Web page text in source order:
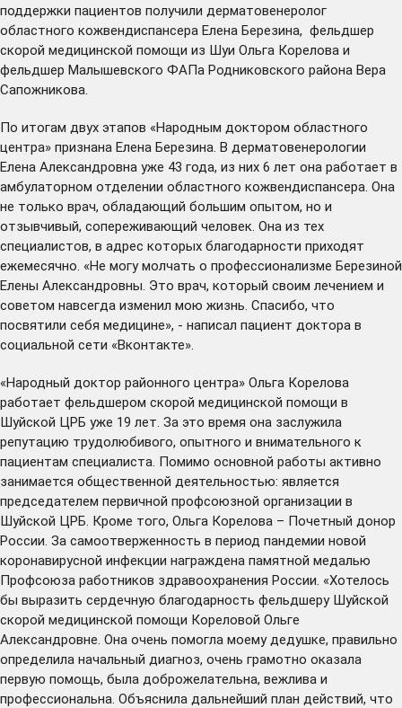
поддержки пациентов получили дерматовенеролог
областного кожвендиспансера Елена Березина, фельдшер
скорой медицинской помощи из Шуи Ольга Корелова и
фельдшер Малышевского ФАПа Родниковского района Вера
Сапожникова.
По итогам двух этапов «Народным доктором областного
центра» признана Елена Березина. В дерматовенерологии
Елена Александровна уже 43 года, из них 6 лет она работает в
амбулаторном отделении областного кожвендиспансера. Она
не только врач, обладающий большим опытом, но и
отзывчивый, сопереживающий человек. Она из тех
специалистов, в адрес которых благодарности приходят
ежемесячно. «Не могу молчать о профессионализме Березиной
Елены Александровны. Это врач, который своим лечением и
советом навсегда изменил мою жизнь. Спасибо, что
посвятили себя медицине», - написал пациент доктора в
социальной сети «Вконтакте».
«Народный доктор районного центра» Ольга Корелова
работает фельдшером скорой медицинской помощи в
Шуйской ЦРБ уже 19 лет. За это время она заслужила
репутацию трудолюбивого, опытного и внимательного к
пациентам специалиста. Помимо основной работы активно
занимается общественной деятельностью: является
председателем первичной профсоюзной организации в
Шуйской ЦРБ. Кроме того, Ольга Корелова – Почетный донор
России. За самоотверженность в период пандемии новой
коронавирусной инфекции награждена памятной медалью
Профсоюза работников здравоохранения России. «Хотелось
бы выразить сердечную благодарность фельдшеру Шуйской
скорой медицинской помощи Кореловой Ольге
Александровне. Она очень помогла моему дедушке, правильно
определила начальный диагноз, очень грамотно оказала
первую помощь, была доброжелательна, вежлива и
профессиональна. Объяснила дальнейший план действий, что